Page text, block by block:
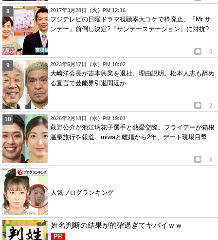
2017年3月28日（火）PM 12:16
フジテレビの日曜ドラマ視聴率大コケで枠廃止、『Mr.サ
ンデー』前倒し決定?『サンデーステーション』に対抗?
0
2023年5月17日（水）PM 18:02
大崎洋会長が吉本興業を退社、理由説明。松本人志も辞め
る宣言で芸能界引退間近か…
2
2026年2月18日（水）PM 19:01
萩野公介が池江璃花子選手と熱愛交際。フライデーが箱根
温泉旅行を報道。miwaと離婚から2年、デート現場目撃
6
人気ブログランキング
姓名判断の結果が的確過ぎてヤバイｗｗ
PR